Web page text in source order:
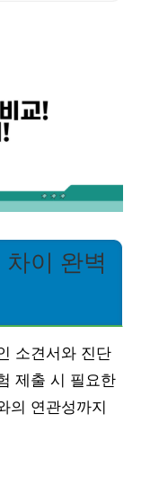
이 완벽
소견서와 진단
제출 시 필요한
의 연관성까지